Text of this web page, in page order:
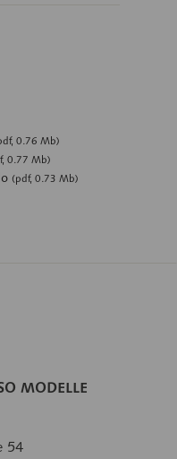
0.76 Mb)
0.77 Mb)
(pdf, 0.73 Mb)
MODELLE
54